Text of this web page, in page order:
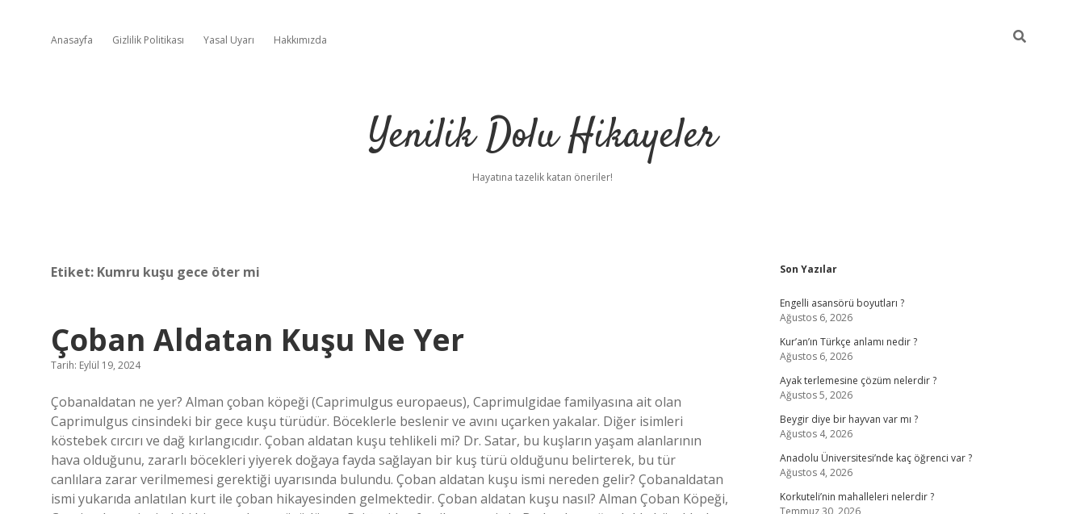
Anasayfa Gizlilik Politikası Yasal Uyarı Hakkımızda
Yenilik Dolu Hikayeler
Hayatına tazelik katan öneriler!
Etiket: Kumru kuşu gece öter mi
Çoban Aldatan Kuşu Ne Yer
Tarih: Eylül 19, 2024
Çobanaldatan ne yer? Alman çoban köpeği (Caprimulgus europaeus), Caprimulgidae familyasına ait olan
Caprimulgus cinsindeki bir gece kuşu türüdür. Böceklerle beslenir ve avını uçarken yakalar. Diğer isimleri
köstebek cırcırı ve dağ kırlangıcıdır. Çoban aldatan kuşu tehlikeli mi? Dr. Satar, bu kuşların yaşam alanlarının
hava olduğunu, zararlı böcekleri yiyerek doğaya fayda sağlayan bir kuş türü olduğunu belirterek, bu tür
canlılara zarar verilmemesi gerektiği uyarısında bulundu. Çoban aldatan kuşu ismi nereden gelir? Çobanaldatan
ismi yukarıda anlatılan kurt ile çoban hikayesinden gelmektedir. Çoban aldatan kuşu nasıl? Alman Çoban Köpeği,
Sidebar
Son Yazılar
Engelli asansörü boyutları ?
Ağustos 6, 2026
Kur’an’ın Türkçe anlamı nedir ?
Ağustos 6, 2026
Ayak terlemesine çözüm nelerdir ?
Ağustos 5, 2026
Beygir diye bir hayvan var mı ?
Ağustos 4, 2026
Anadolu Üniversitesi’nde kaç öğrenci var ?
Ağustos 4, 2026
Korkuteli’nin mahalleleri nelerdir ?
Temmuz 30, 2026